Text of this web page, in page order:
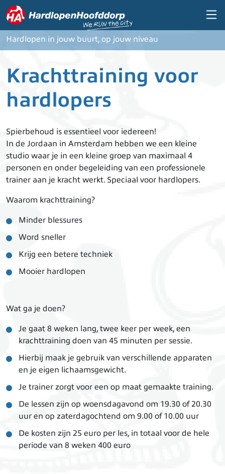
Overslaan en naar de inhoud gaan
Hardlopen in jouw buurt, op jouw niveau
Krachttraining voor
hardlopers
Spierbehoud is essentieel voor iedereen!
In de Jordaan in Amsterdam hebben we een kleine
studio waar je in een kleine groep van maximaal 4
personen en onder begeleiding van een professionele
trainer aan je kracht werkt. Speciaal voor hardlopers.
Waarom krachttraining?
Minder blessures
Word sneller
Krijg een betere techniek
Mooier hardlopen
Wat ga je doen?
Je gaat 8 weken lang, twee keer per week, een
krachttraining doen van 45 minuten per sessie.
Hierbij maak je gebruik van verschillende apparaten
en je eigen lichaamsgewicht.
Je trainer zorgt voor een op maat gemaakte training.
De lessen zijn op woensdagavond om 19.30 of 20.30
uur en op zaterdagochtend om 9.00 of 10.00 uur
De kosten zijn 25 euro per les, in totaal voor de hele
periode van 8 weken 400 euro